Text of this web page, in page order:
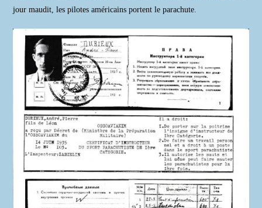
jour maudit, les pilotes américains portent le parachute.